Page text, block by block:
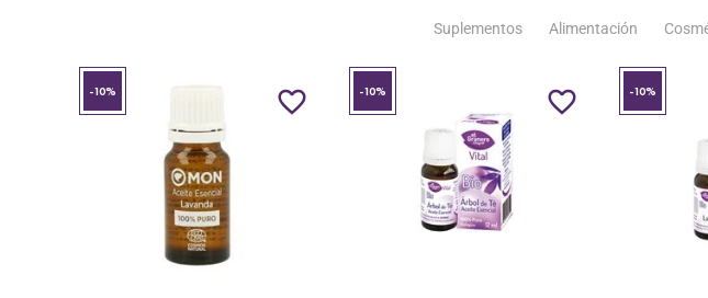
Suplementos Alimentación
-10% favorite_border -10% favorite_border -10%